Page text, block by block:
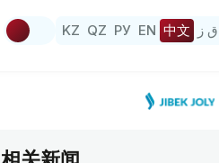
KZ QZ РУ EN 中文 ق ز